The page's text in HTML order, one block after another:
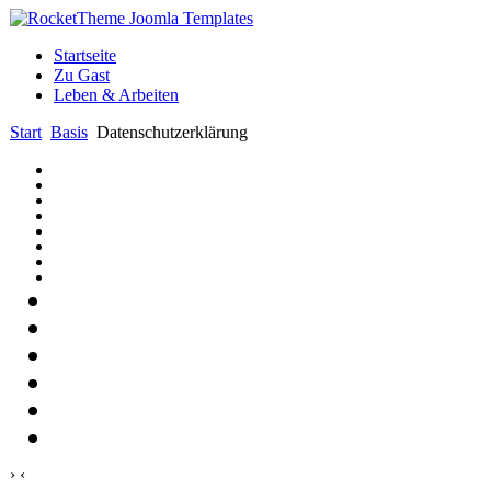
Startseite
Zu Gast
Leben & Arbeiten
Start Basis Datenschutzerklärung
› ‹